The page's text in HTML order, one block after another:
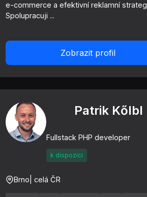
e-commerce a efektivní reklamní
Spolupracuji ...
Zobrazit profil
Patrik Kőlbl
Fullstack PHP developer
k dispozici
Brno | celá ČR